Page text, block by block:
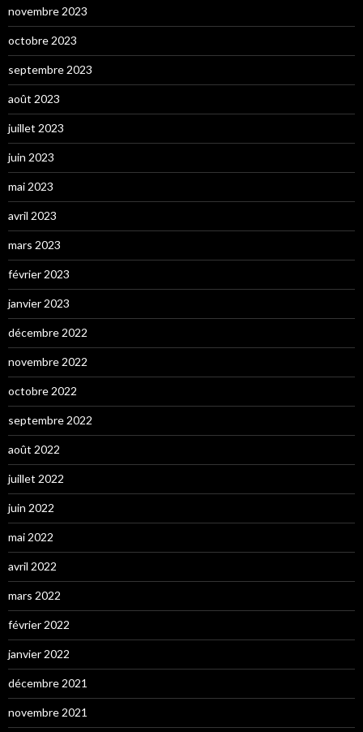
novembre 2023
octobre 2023
septembre 2023
août 2023
juillet 2023
juin 2023
mai 2023
avril 2023
mars 2023
février 2023
janvier 2023
décembre 2022
novembre 2022
octobre 2022
septembre 2022
août 2022
juillet 2022
juin 2022
mai 2022
avril 2022
mars 2022
février 2022
janvier 2022
décembre 2021
novembre 2021